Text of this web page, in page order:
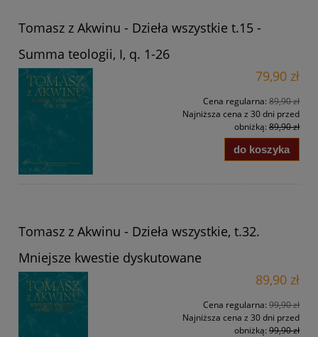
Tomasz z Akwinu - Dzieła wszystkie t.15 -
Summa teologii, I, q. 1-26
79,90 zł
Cena regularna: 89,90 zł
Najniższa cena z 30 dni przed
obniżką: 89,90 zł
do koszyka
Tomasz z Akwinu - Dzieła wszystkie, t.32.
Mniejsze kwestie dyskutowane
89,90 zł
Cena regularna: 99,90 zł
Najniższa cena z 30 dni przed
obniżką: 99,90 zł